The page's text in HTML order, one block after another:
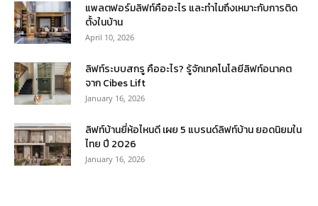
แพลตฟอร์มลิฟท์คืออะไร และทำไมถึงเหมาะกับการติด
ตั้งในบ้าน
April 10, 2026
ลิฟท์ระบบสกรู คืออะไร? รู้จักเทคโนโลยีลิฟท์อนาคต
จาก Cibes Lift
January 16, 2026
ลิฟท์บ้านยี่ห้อไหนดี เผย 5 แบรนด์ลิฟท์บ้าน ยอดนิยมใน
ไทย ปี 2026
January 16, 2026